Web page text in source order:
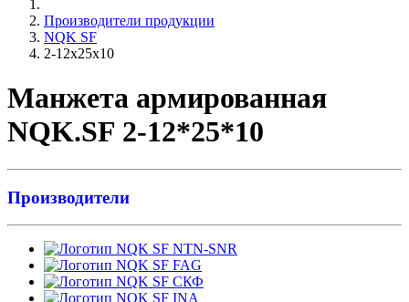
Производители продукции
NQK SF
2-12x25x10
Манжета армированная
NQK.SF 2-12*25*10
Производители
NTN-SNR
FAG
СКФ
INA